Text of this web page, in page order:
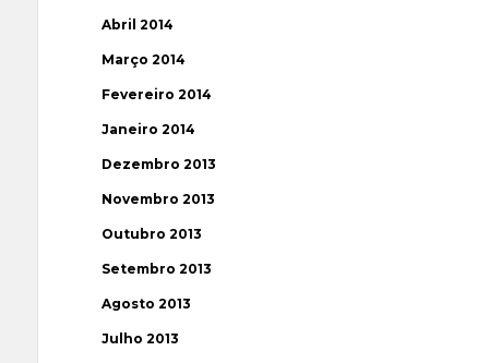
Abril 2014
Março 2014
Fevereiro 2014
Janeiro 2014
Dezembro 2013
Novembro 2013
Outubro 2013
Setembro 2013
Agosto 2013
Julho 2013